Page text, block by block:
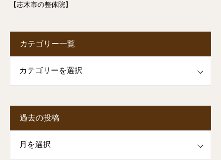
【志木市の整体院】
カテゴリー一覧
過去の投稿